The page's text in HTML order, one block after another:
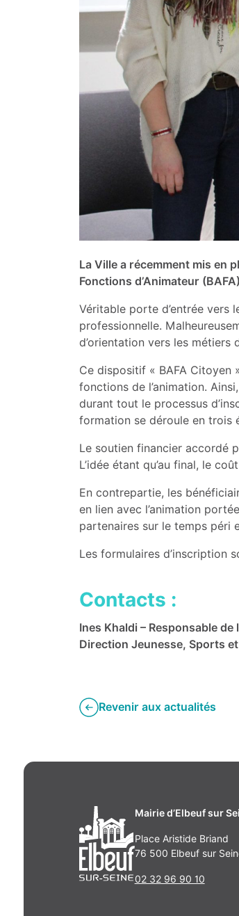
La Ville a récemment mis en
Fonctions d’Animateur
Véritable porte d’entrée vers
professionnelle.
d’orientation vers les métiers
Ce dispositif « BAFA Citoyen
fonctions de l’animation.
durant tout le processus
formation se déroule en trois
Le soutien financier accordé
L’idée étant qu’au final, le
En contrepartie, les
en lien avec l’animation
partenaires sur le temps péri
Les formulaires d’inscription
Contacts :
Ines Khaldi – Responsable de
Direction Jeunesse, Sports
Revenir aux actualités
Mairie d’Elbeuf sur
Place Aristide Briand
76 500 Elbeuf sur
02 32 96 90 10